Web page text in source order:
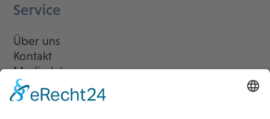
Service
Über uns
Kontakt
Mediadaten
Newsletter
LogIn